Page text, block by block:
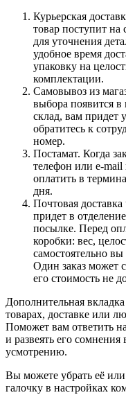
Курьерская
товар поступит на
для уточнения
удобное время
упаковку на
комплектации.
Самовывоз из
выбора появится в
склад, вам придет
обратитесь к
номер.
Постамат. Когда
телефон или e-
оплатить в
дня.
Почтовая доставка
придет в
посылке. Перед
коробки: вес,
самостоятельно
Один заказ может
его стоимость не
Дополнительная
товарах, доставке или
Поможет вам ответить
и развеять его
усмотрению.
Вы можете убрать её
галочку в настройках